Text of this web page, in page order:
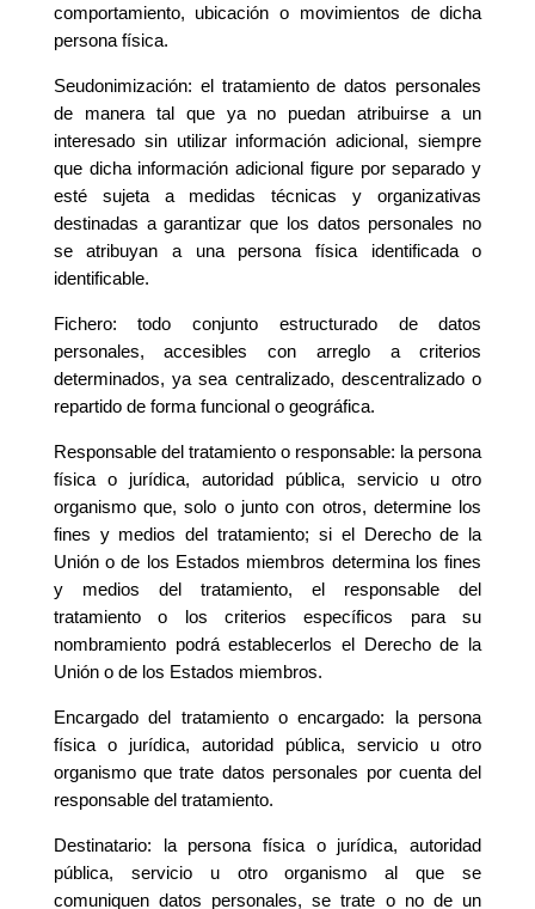
comportamiento, ubicación o movimientos de dicha
persona física.
Seudonimización: el tratamiento de datos personales
de manera tal que ya no puedan atribuirse a un
interesado sin utilizar información adicional, siempre
que dicha información adicional figure por separado y
esté sujeta a medidas técnicas y organizativas
destinadas a garantizar que los datos personales no
se atribuyan a una persona física identificada o
identificable.
Fichero: todo conjunto estructurado de datos
personales, accesibles con arreglo a criterios
determinados, ya sea centralizado, descentralizado o
repartido de forma funcional o geográfica.
Responsable del tratamiento o responsable: la persona
física o jurídica, autoridad pública, servicio u otro
organismo que, solo o junto con otros, determine los
fines y medios del tratamiento; si el Derecho de la
Unión o de los Estados miembros determina los fines
y medios del tratamiento, el responsable del
tratamiento o los criterios específicos para su
nombramiento podrá establecerlos el Derecho de la
Unión o de los Estados miembros.
Encargado del tratamiento o encargado: la persona
física o jurídica, autoridad pública, servicio u otro
organismo que trate datos personales por cuenta del
responsable del tratamiento.
Destinatario: la persona física o jurídica, autoridad
pública, servicio u otro organismo al que se
comuniquen datos personales, se trate o no de un